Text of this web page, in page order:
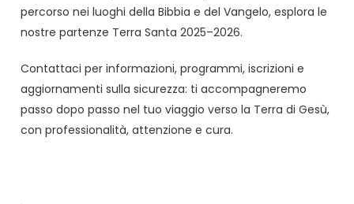
percorso nei luoghi della Bibbia e del Vangelo, esplora le
nostre partenze Terra Santa 2025–2026.
Contattaci per informazioni, programmi, iscrizioni e
aggiornamenti sulla sicurezza: ti accompagneremo
passo dopo passo nel tuo viaggio verso la Terra di Gesù,
con professionalità, attenzione e cura.